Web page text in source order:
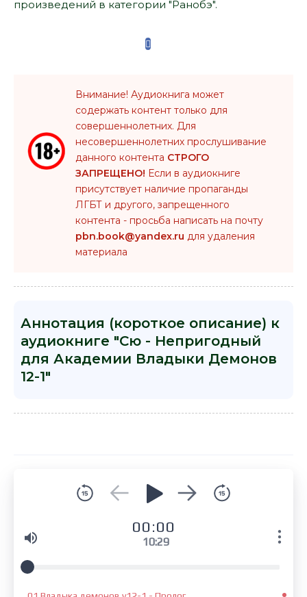
произведений в категории "Ранобэ".
Внимание! Аудиокнига может
содержать контент только для
совершеннолетних. Для
несовершеннолетних прослушивание
данного контента СТРОГО
ЗАПРЕЩЕНО! Если в аудиокниге
присутствует наличие пропаганды
ЛГБТ и другого, запрещенного
контента - просьба написать на почту
pbn.book@yandex.ru для удаления
материала
Аннотация (короткое описание) к
аудиокниге "Сю - Непригодный
для Академии Владыки Демонов
12-1"
00:00
10:29